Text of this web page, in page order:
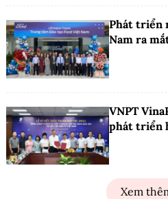
Phát triển
Nam ra
VNPT
phát triển
Xem